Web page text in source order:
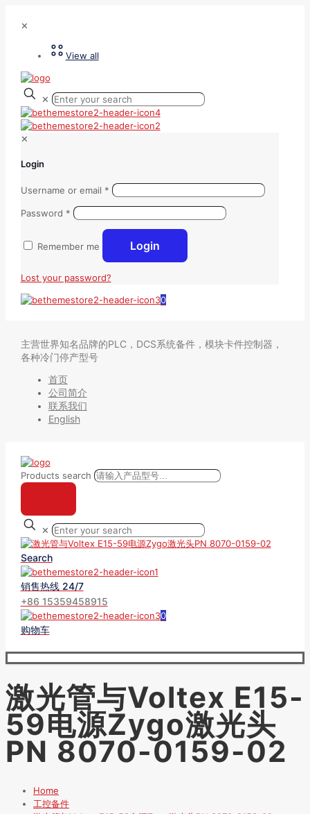
✕
View all
✕
✕
Login
Username or email *
Password *
Remember me Login
Lost your password?
0
主营世界知名品牌的PLC，DCS系统备件，模块卡件控制器，
各种冷门停产型号
首页
公司简介
联系我们
English
Products search
✕
Search
销售热线 24/7
+86 15359458915
0
购物车
激光管与Voltex E15-
59电源Zygo激光头
PN 8070-0159-02
Home
工控备件